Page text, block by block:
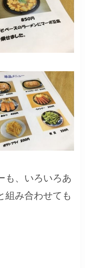
も、いろいろあ
組み合わせても